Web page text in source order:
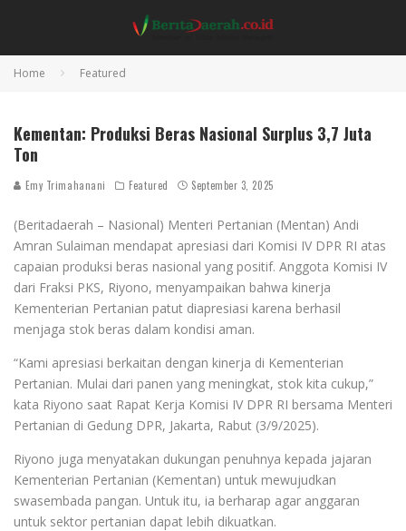
Home Featured
Kementan: Produksi Beras Nasional Surplus 3,7 Juta
Ton
Emy Trimahanani Featured September 3, 2025
(Beritadaerah – Nasional) Menteri Pertanian (Mentan) Andi
Amran Sulaiman mendapat apresiasi dari Komisi IV DPR RI atas
capaian produksi beras nasional yang positif. Anggota Komisi IV
dari Fraksi PKS, Riyono, menyampaikan bahwa kinerja
Kementerian Pertanian patut diapresiasi karena berhasil
menjaga stok beras dalam kondisi aman.
“Kami apresiasi berkaitan dengan kinerja di Kementerian
Pertanian. Mulai dari panen yang meningkat, stok kita cukup,”
kata Riyono saat Rapat Kerja Komisi IV DPR RI bersama Menteri
Pertanian di Gedung DPR, Jakarta, Rabut (3/9/2025).
Riyono juga menyatakan dukungan penuhnya kepada jajaran
Kementerian Pertanian (Kementan) untuk mewujudkan
swasembada pangan. Untuk itu, ia berharap agar anggaran
untuk sektor pertanian dapat lebih dikuatkan.